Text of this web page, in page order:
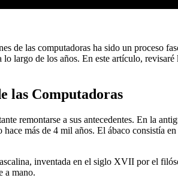
de las computadoras ha sido un proceso
largo de los años. En este artículo,
las Computadoras
remontarse a sus antecedentes. En la
hace más de 4 mil años. El ábaco consistía
inventada en el siglo XVII por el
a mano.